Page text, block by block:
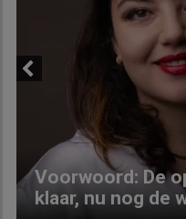
Voorwoord: De
klaar, nu nog de